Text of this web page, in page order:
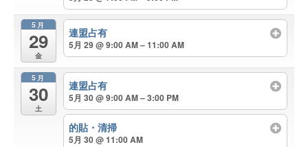
5月
29
金
連盟占有
5月 29 @ 9:00 AM – 11:00 AM
5月
30
土
連盟占有
5月 30 @ 9:00 AM – 3:00 PM
的貼・清掃
5月 30 @ 11:00 AM